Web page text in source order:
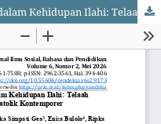
Keselamatan sebagai Partisipasi dalam Kehidupan Ilahi: Telaah Eskatologis dalam Teologi Katolik Kontemporer